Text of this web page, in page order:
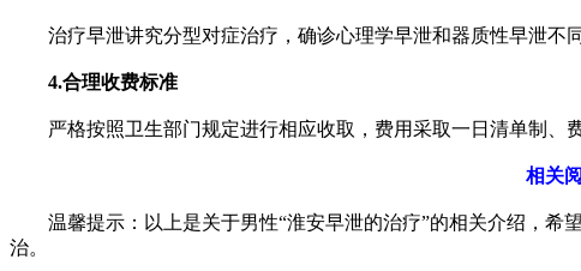
治疗早泄讲究分型对症治疗，确诊心理学早泄和器质性早泄不同
4.合理收费标准
严格按照卫生部门规定进行相应收取，费用采取一日清单制、
相关阅
温馨提示：以上是关于男性“淮安早泄的治疗”的相关介绍，希
治。